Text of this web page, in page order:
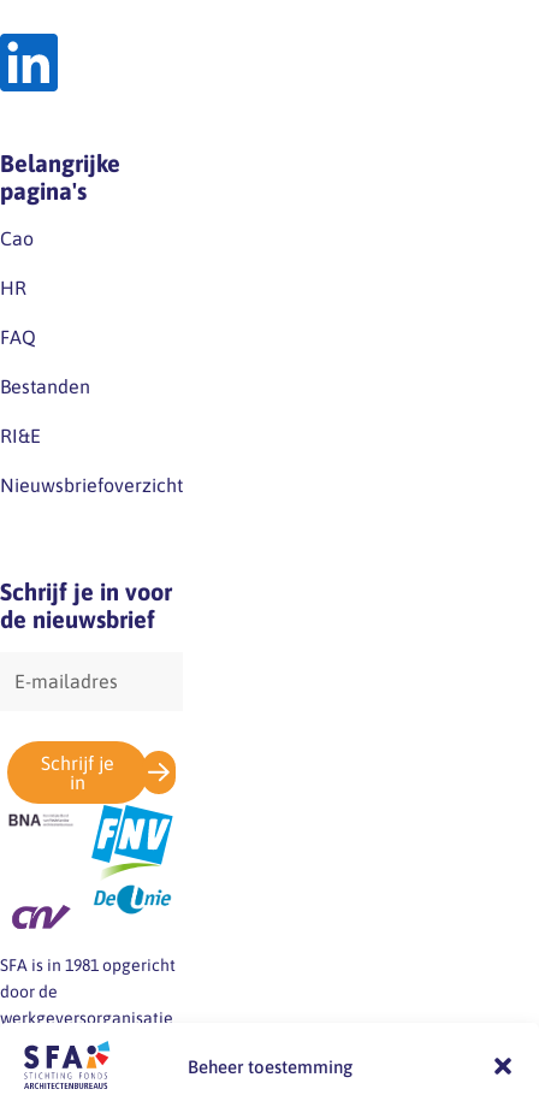
Beheer toestemming
Belangrijke
pagina's
Cao
HR
FAQ
Bestanden
RI&E
Nieuwsbriefoverzicht
Schrijf je in voor
de nieuwsbrief
mailadres
Schrijf je
in
SFA is in 1981 opgericht
door de
werkgeversorganisatie
BNA en de vakbonden
FNV, CNV en De Unie.